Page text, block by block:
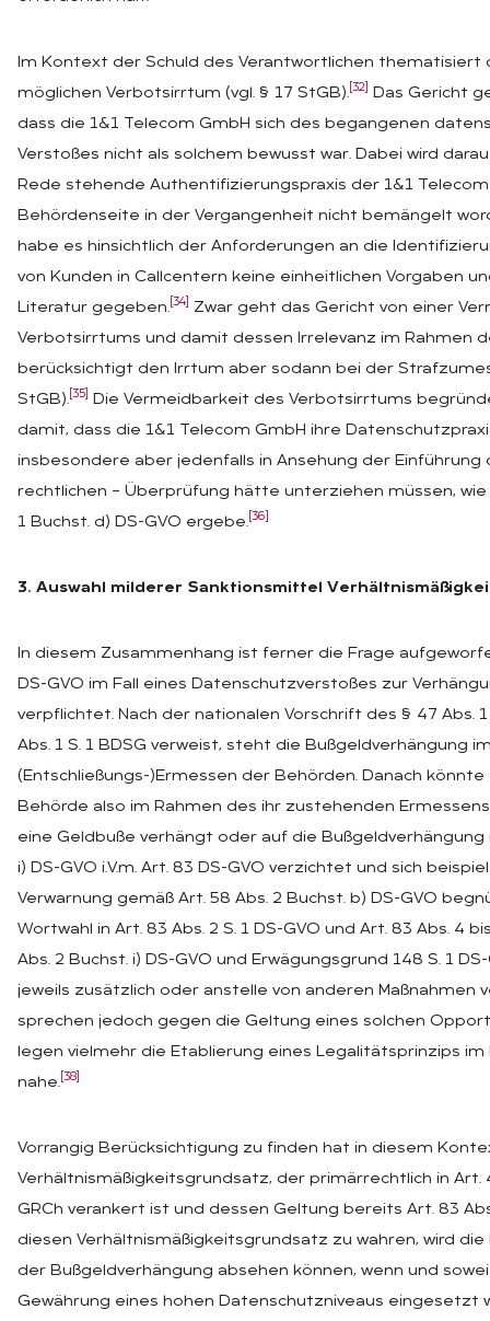
Im Kontext der Schuld des Verantwortlichen thematisiert
möglichen Verbotsirrtum (vgl. § 17 StGB). [32]
Das Gericht
dass die 1&1 Telecom GmbH sich des begangenen
Verstoßes nicht als solchem bewusst war. Dabei wird
Rede stehende Authentifizierungspraxis der 1&1 Telecom
Behördenseite in der Vergangenheit nicht bemängelt
habe es hinsichtlich der Anforderungen an die
von Kunden in Callcentern keine einheitlichen Vorgaben
Literatur gegeben. [34]
Zwar geht das Gericht von einer
Verbotsirrtums und damit dessen Irrelevanz im Rahmen
berücksichtigt den Irrtum aber sodann bei der
StGB). [35]
Die Vermeidbarkeit des Verbotsirrtums
damit, dass die 1&1 Telecom GmbH ihre
insbesondere aber jedenfalls in Ansehung der Einführung
rechtlichen – Überprüfung hätte unterziehen müssen, wie
1 Buchst. d) DS-GVO ergebe. [36]
3. Auswahl milderer Sanktionsmittel
In diesem Zusammenhang ist ferner die Frage
DS-GVO im Fall eines Datenschutzverstoßes zur
verpflichtet. Nach der nationalen Vorschrift des § 47 Abs. 1
Abs. 1 S. 1 BDSG verweist, steht die Bußgeldverhängung
(Entschließungs-)Ermessen der Behörden. Danach
Behörde also im Rahmen des ihr zustehenden
eine Geldbuße verhängt oder auf die Bußgeldverhängung
i) DS-GVO i.V.m. Art. 83 DS-GVO verzichtet und sich
Verwarnung gemäß Art. 58 Abs. 2 Buchst. b) DS-GVO
Wortwahl in Art. 83 Abs. 2 S. 1 DS-GVO und Art. 83 Abs. 4
Abs. 2 Buchst. i) DS-GVO und Erwägungsgrund 148 S. 1
jeweils zusätzlich oder anstelle von anderen Maßnahmen
sprechen jedoch gegen die Geltung eines solchen
legen vielmehr die Etablierung eines Legalitätsprinzips im
nahe. [38]
Vorrangig Berücksichtigung zu finden hat in diesem
Verhältnismäßigkeitsgrundsatz, der primärrechtlich in Art.
GRCh verankert ist und dessen Geltung bereits Art. 83
diesen Verhältnismäßigkeitsgrundsatz zu wahren, wird die
der Bußgeldverhängung absehen können, wenn und
Gewährung eines hohen Datenschutzniveaus eingesetzt